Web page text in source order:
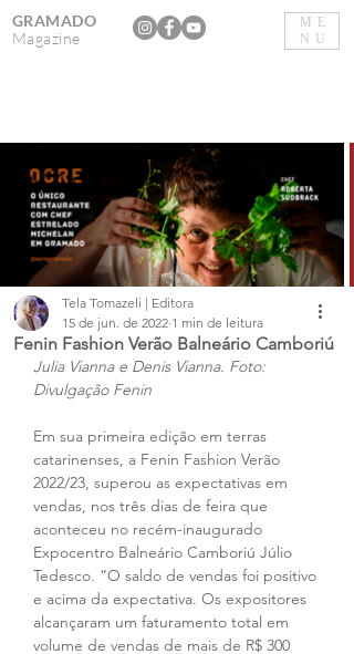
ME
NU
GRAMADO
Magazine
Fenin Fashion Verão Balneário Camboriú
Tela Tomazeli | Editora
15 de jun. de 2022 1 min de leitura
Julia Vianna e Denis Vianna. Foto:
Divulgação Fenin
Em sua primeira edição em terras
catarinenses, a Fenin Fashion Verão
2022/23, superou as expectativas em
vendas, nos três dias de feira que
aconteceu no recém-inaugurado
Expocentro Balneário Camboriú Júlio
Tedesco. “O saldo de vendas foi positivo
e acima da expectativa. Os expositores
alcançaram um faturamento total em
volume de vendas de mais de R$ 300